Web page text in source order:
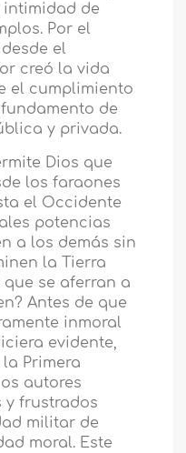
de
Por el
el
creó la vida
el cumplimiento
de
y privada.
Dios que
los faraones
el Occidente
potencias
a los demás sin
la Tierra
se aferran a
Antes de que
inmoral
evidente,
Primera
autores
y frustrados
militar de
moral. Este